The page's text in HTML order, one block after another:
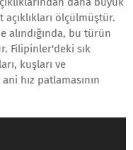
ölçülmüştür.
alındığında, bu türün
Filipinler'deki sık
kuşları ve
hız patlamasının